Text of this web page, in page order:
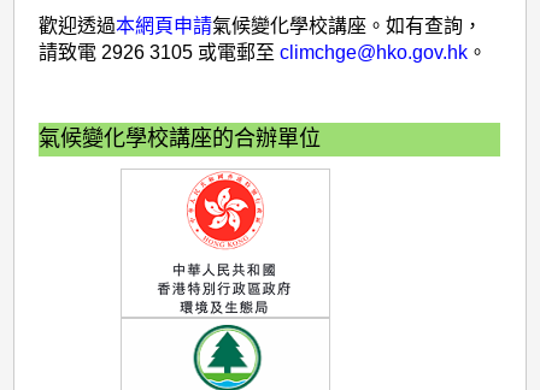
歡迎透過本網頁申請氣候變化學校講座。如有查詢，
請致電 2926 3105 或電郵至climchge@hko.gov.hk 。
氣候變化學校講座的合辦單位